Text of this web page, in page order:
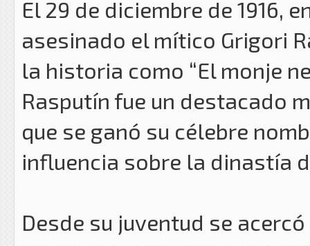
El 29 de diciembre de 1916,
asesinado el mítico Grigori
la historia como “El monje
Rasputín fue un destacado
que se ganó su célebre
influencia sobre la dinastía
Desde su juventud se